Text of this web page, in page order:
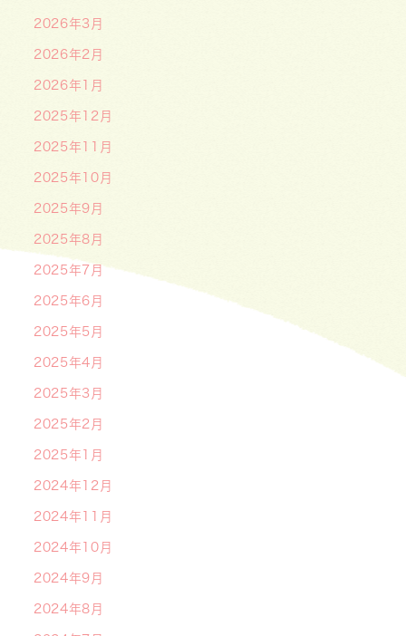
2026年3月
2026年2月
2026年1月
2025年12月
2025年11月
2025年10月
2025年9月
2025年8月
2025年7月
2025年6月
2025年5月
2025年4月
2025年3月
2025年2月
2025年1月
2024年12月
2024年11月
2024年10月
2024年9月
2024年8月